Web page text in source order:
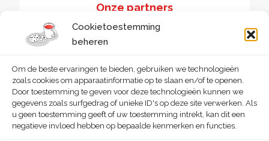
Cookietoestemming
beheren
Om de beste ervaringen te bieden, gebruiken we technologieën
zoals cookies om apparaatinformatie op te slaan en/of te openen.
Door toestemming te geven voor deze technologieën kunnen we
gegevens zoals surfgedrag of unieke ID's op deze site verwerken. Als
u geen toestemming geeft of uw toestemming intrekt, kan dit een
negatieve invloed hebben op bepaalde kenmerken en functies.
Onze partners